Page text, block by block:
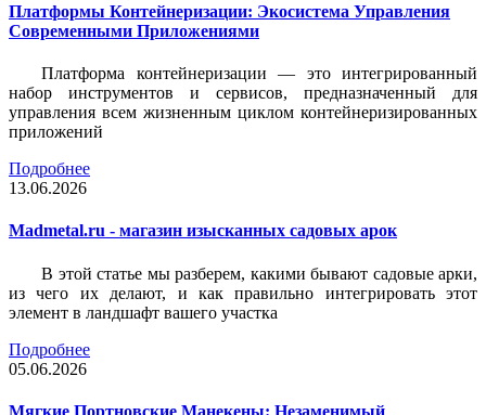
Платформы Контейнеризации: Экосистема Управления
Современными Приложениями
Платформа контейнеризации — это интегрированный
набор инструментов и сервисов, предназначенный для
управления всем жизненным циклом контейнеризированных
приложений
Подробнее
13.06.2026
Madmetal.ru - магазин изысканных садовых арок
В этой статье мы разберем, какими бывают садовые арки,
из чего их делают, и как правильно интегрировать этот
элемент в ландшафт вашего участка
Подробнее
05.06.2026
Мягкие Портновские Манекены: Незаменимый